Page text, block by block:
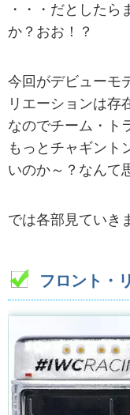
・・・だとしたら
か？おお！？
今回がデビューモ
リエーションは存
なのでチーム・ト
もっとチャギント
いのか～？なんて
では各部見ていき
フロント・